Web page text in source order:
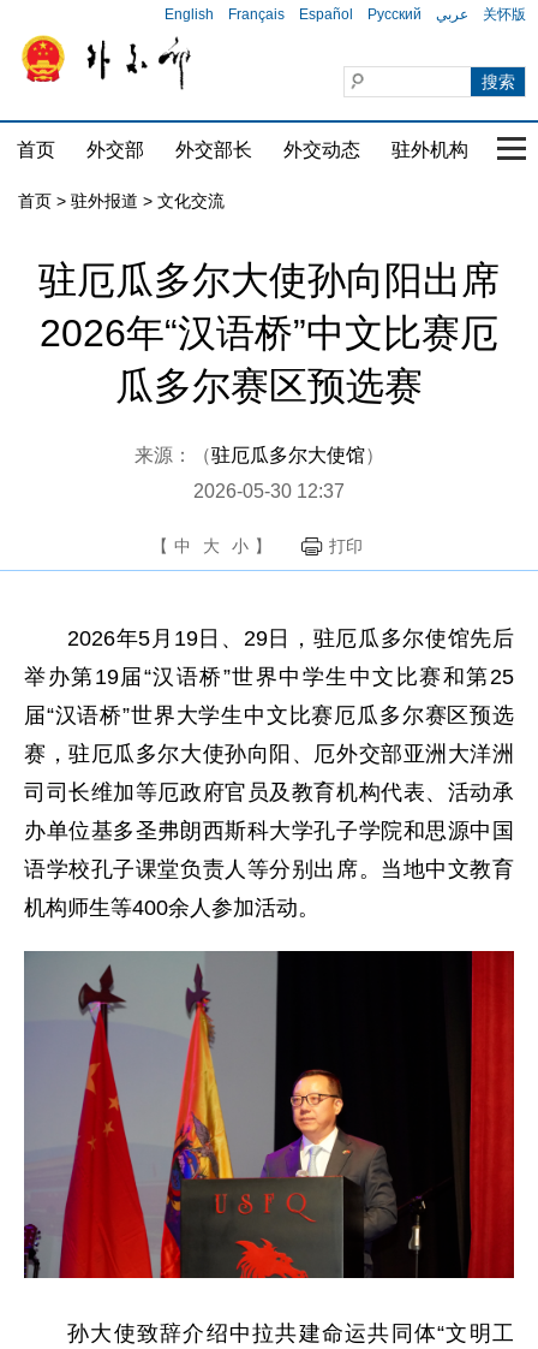
English Français Español Русский عربي 关怀版
首页 外交部 外交部长 外交动态 驻外机构 国
首页 > 驻外报道 > 文化交流
驻厄瓜多尔大使孙向阳出席
2026年“汉语桥”中文比赛厄
瓜多尔赛区预选赛
来源：（驻厄瓜多尔大使馆）
2026-05-30 12:37
【 中 大 小 】 打印
2026年5月19日、29日，驻厄瓜多尔使馆先后
举办第19届“汉语桥”世界中学生中文比赛和第25
届“汉语桥”世界大学生中文比赛厄瓜多尔赛区预选
赛，驻厄瓜多尔大使孙向阳、厄外交部亚洲大洋洲
司司长维加等厄政府官员及教育机构代表、活动承
办单位基多圣弗朗西斯科大学孔子学院和思源中国
语学校孔子课堂负责人等分别出席。当地中文教育
机构师生等400余人参加活动。
孙大使致辞介绍中拉共建命运共同体“文明工